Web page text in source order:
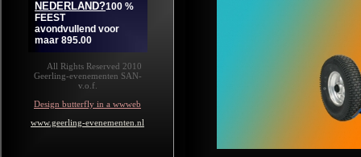
All Rights Reserved 2010
Geerling-evenementen SAN-
v.o.f.
Design butterfly in a wwweb
www.geerling-evenementen.nl